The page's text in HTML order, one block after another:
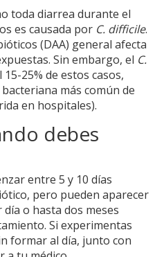
toda diarrea durante el
es causada por C. difficile.
(DAA) general afecta
Sin embargo, el C.
25% de estos casos,
más común de
en hospitales).
debes
entre 5 y 10 días
pero pueden aparecer
o hasta dos meses
Si experimentas
formar al día, junto con